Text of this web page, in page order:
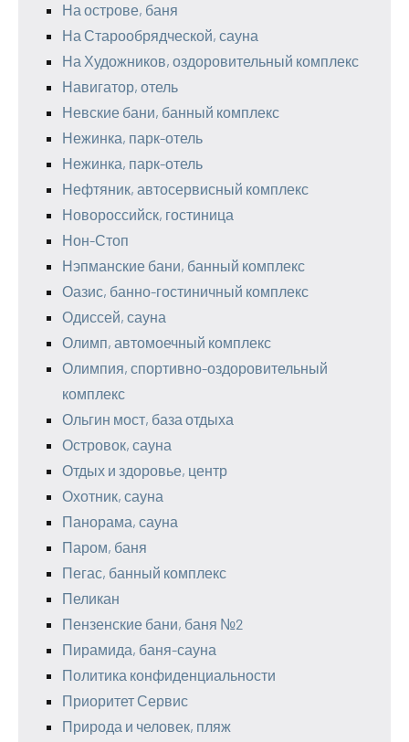
На острове, баня
На Старообрядческой, сауна
На Художников, оздоровительный комплекс
Навигатор, отель
Невские бани, банный комплекс
Нежинка, парк-отель
Нежинка, парк-отель
Нефтяник, автосервисный комплекс
Новороссийск, гостиница
Нон-Стоп
Нэпманские бани, банный комплекс
Оазис, банно-гостиничный комплекс
Одиссей, сауна
Олимп, автомоечный комплекс
Олимпия, спортивно-оздоровительный
комплекс
Ольгин мост, база отдыха
Островок, сауна
Отдых и здоровье, центр
Охотник, сауна
Панорама, сауна
Паром, баня
Пегас, банный комплекс
Пеликан
Пензенские бани, баня №2
Пирамида, баня-сауна
Политика конфиденциальности
Приоритет Сервис
Природа и человек, пляж